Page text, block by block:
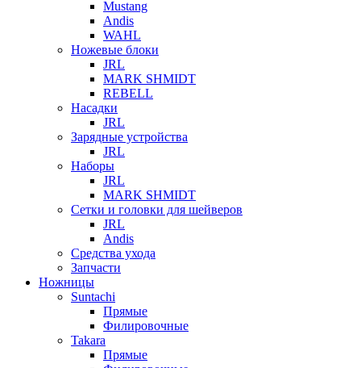
Mustang
Andis
WAHL
Ножевые блоки
JRL
MARK SHMIDT
REBELL
Насадки
JRL
Зарядные устройства
JRL
Наборы
JRL
MARK SHMIDT
Сетки и головки для шейверов
JRL
Andis
Средства ухода
Запчасти
Ножницы
Suntachi
Прямые
Филировочные
Takara
Прямые